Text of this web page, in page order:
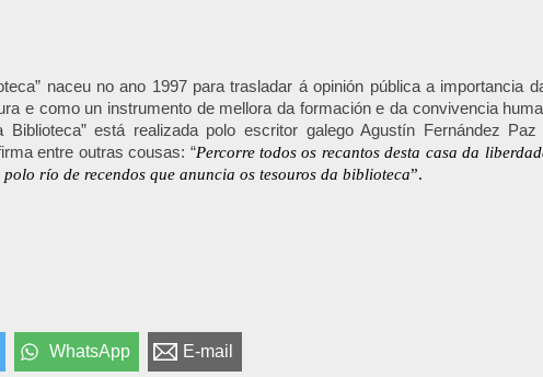
naceu no ano 1997 para trasladar á opinión pública a importancia
e como un instrumento de mellora da formación e da convivencia
Biblioteca” está realizada polo escritor galego Agustín Fernández
entre outras cousas: “Percorre todos os recantos desta casa da
río de recendos que anuncia os tesouros da biblioteca”.
WhatsApp E-mail